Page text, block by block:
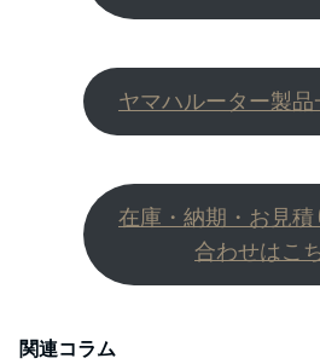
ヤマハルーター製品
在庫・納期・お見積
合わせはこ
関連コラム